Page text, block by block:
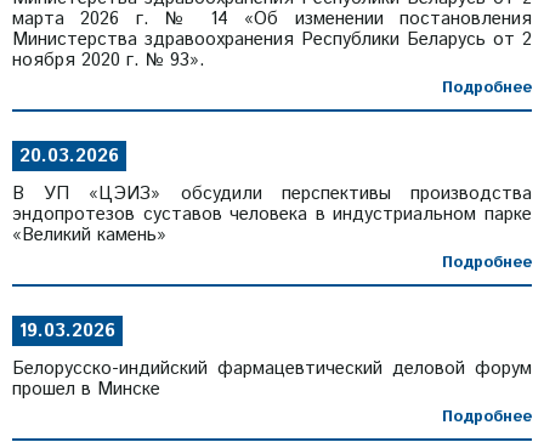
марта 2026 г. № 14 «Об изменении постановления
Министерства здравоохранения Республики Беларусь от 2
ноября 2020 г. № 93».
Подробнее
20.03.2026
В УП «ЦЭИЗ» обсудили перспективы производства
эндопротезов суставов человека в индустриальном парке
«Великий камень»
Подробнее
19.03.2026
Белорусско-индийский фармацевтический деловой форум
прошел в Минске
Подробнее